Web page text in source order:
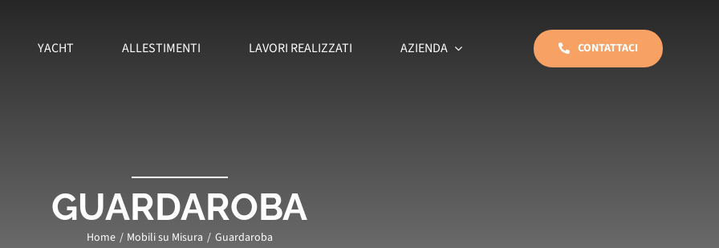
YACHT ALLESTIMENTI LAVORI REALIZZATI AZIENDA CONTATTACI
GUARDAROBA
Home Mobili su Misura Guardaroba